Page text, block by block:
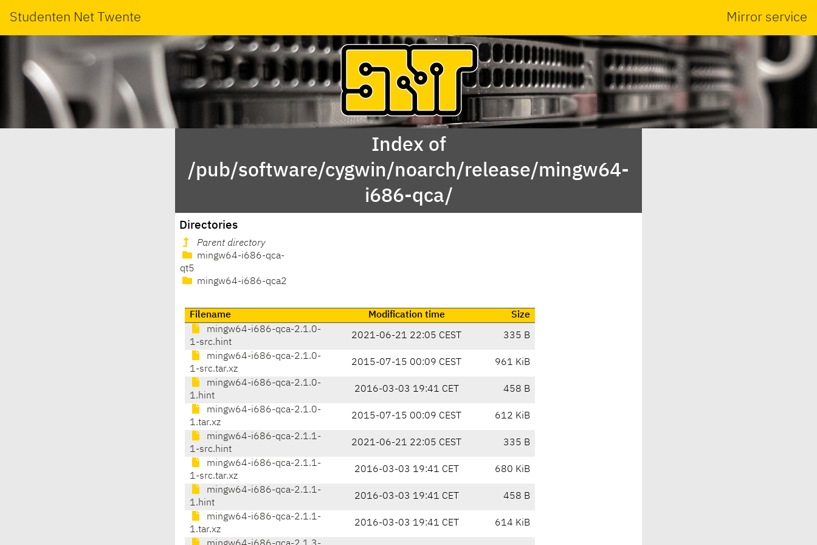
Studenten Net Twente Mirror service
Index of
/pub/software/cygwin/noarch/release/mingw64-
i686-qca/
Directories
Parent directory
mingw64-i686-qca-
qt5
mingw64-i686-qca2
Filename Modification time
Size
mingw64-i686-qca-2.1.0-
1-src.hint
2021-06-21 22:05 CEST 335 B
mingw64-i686-qca-2.1.0-
1-src.tar.xz
2015-07-15 00:09 CEST 961 KiB
mingw64-i686-qca-2.1.0-
1.hint
2016-03-03 19:41 CET 458 B
mingw64-i686-qca-2.1.0-
1.tar.xz
2015-07-15 00:09 CEST 612 KiB
mingw64-i686-qca-2.1.1-
1-src.hint
2021-06-21 22:05 CEST 335 B
mingw64-i686-qca-2.1.1-
1-src.tar.xz
2016-03-03 19:41 CET 680 KiB
mingw64-i686-qca-2.1.1-
1.hint
2016-03-03 19:41 CET 458 B
mingw64-i686-qca-2.1.1-
1.tar.xz
2016-03-03 19:41 CET 614 KiB